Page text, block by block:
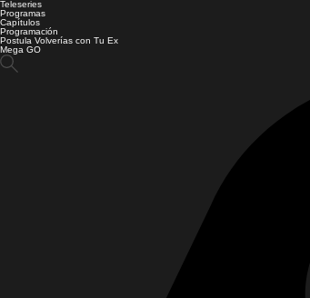
Teleseries
Programas
Capítulos
Programación
Postula Volverías con Tu Ex
Mega GO